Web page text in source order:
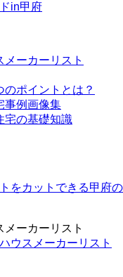
in甲府
ーカーリスト
ポイントとは？
事例画像集
宅の基礎知識
ーカーリスト
ウスメーカーリスト